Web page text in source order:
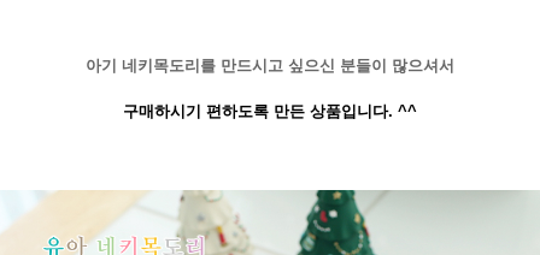
아기 네키목도리를 만드시고 싶으신 분들이 많으셔서
구매하시기 편하도록 만든 상품입니다. ^^